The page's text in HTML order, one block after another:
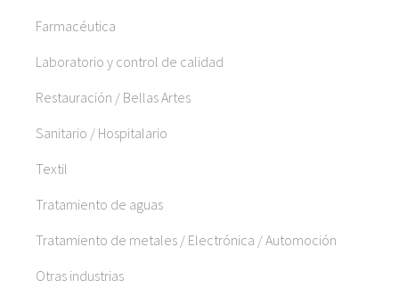
Farmacéutica
Laboratorio y control de calidad
Restauración / Bellas Artes
Sanitario / Hospitalario
Textil
Tratamiento de aguas
Tratamiento de metales / Electrónica / Automoción
Otras industrias